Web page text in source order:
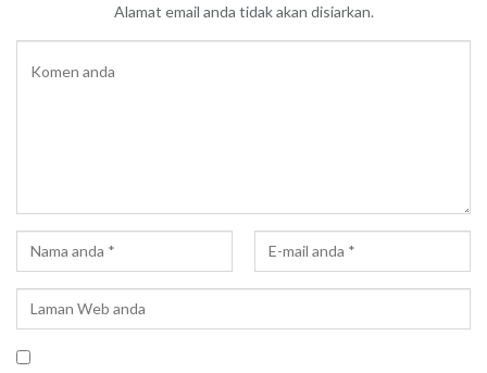
Alamat email anda tidak akan disiarkan.